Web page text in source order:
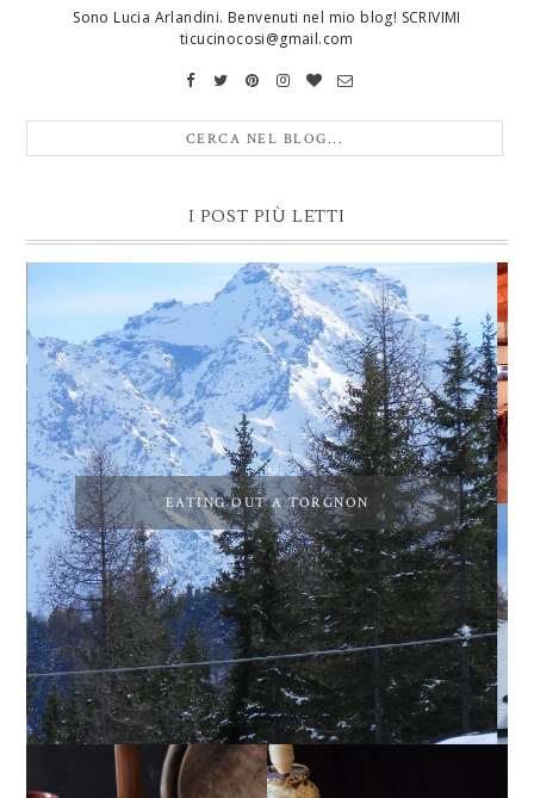
Sono Lucia Arlandini. Benvenuti nel mio blog! SCRIVIMI
ticucinocosi@gmail.com
I POST PIÙ LETTI
EATING OUT A TORGNON